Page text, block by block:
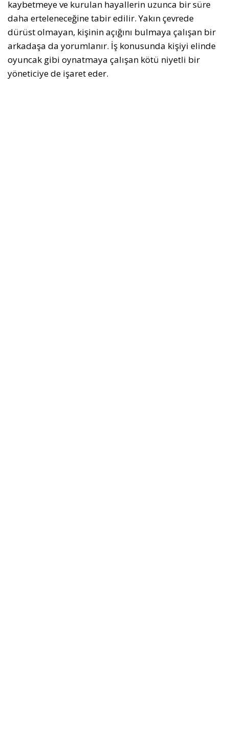
kaybetmeye ve kurulan hayallerin uzunca bir süre
daha erteleneceğine tabir edilir. Yakın çevrede
dürüst olmayan, kişinin açığını bulmaya çalışan bir
arkadaşa da yorumlanır. İş konusunda kişiyi elinde
oyuncak gibi oynatmaya çalışan kötü niyetli bir
yöneticiye de işaret eder.